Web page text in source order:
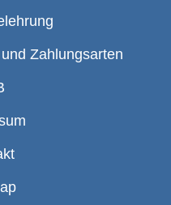
Zahlungsarten